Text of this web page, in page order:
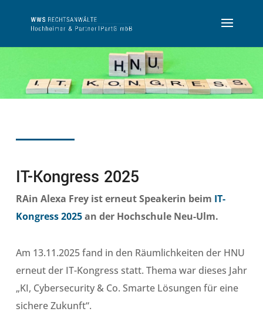
IT-Kongress 2025
RAin Alexa Frey ist erneut Speakerin beim IT-
Kongress 2025an der Hochschule Neu-Ulm.
Am 13.11.2025 fand in den Räumlichkeiten der HNU
erneut der IT-Kongress statt. Thema war dieses Jahr
„KI, Cybersecurity & Co. Smarte Lösungen für eine
sichere Zukunft“.